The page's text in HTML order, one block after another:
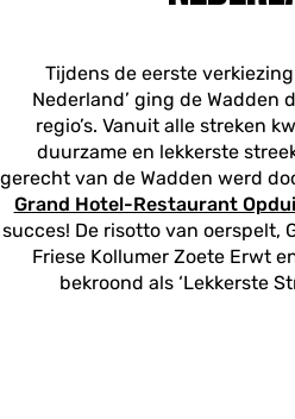
Tijdens de eerste
Nederland’ ging de Wadden
regio’s. Vanuit alle streken
duurzame en lekkerste
gerecht van de Wadden werd
Grand Hotel-Restaurant
succes! De risotto van oerspelt,
Friese Kollumer Zoete Erwt
bekroond als ‘Lekkerste